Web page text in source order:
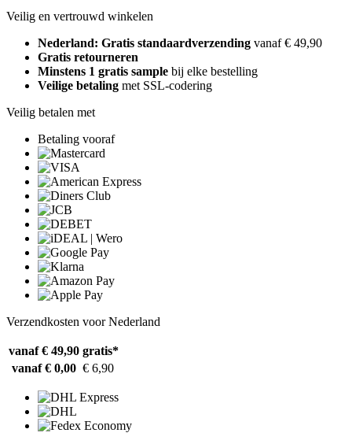
Veilig en vertrouwd winkelen
Nederland: Gratis standaardverzending vanaf € 49,90
Gratis retourneren
Minstens 1 gratis sample bij elke bestelling
Veilige betaling met SSL-codering
Veilig betalen met
Betaling vooraf
Verzendkosten voor Nederland
vanaf € 49,90 gratis*
vanaf € 0,00 € 6,90